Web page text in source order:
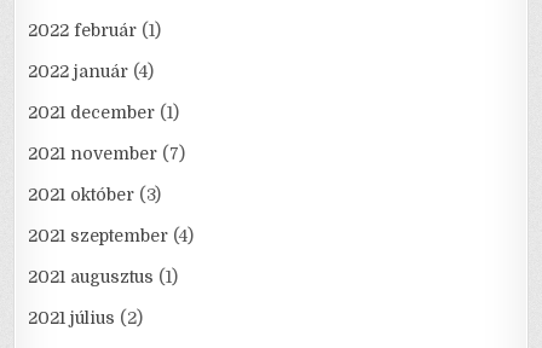
2022 február (1)
2022 január (4)
2021 december (1)
2021 november (7)
2021 október (3)
2021 szeptember (4)
2021 augusztus (1)
2021 július (2)